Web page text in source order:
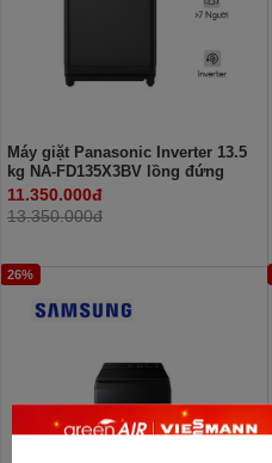
Máy giặt Panasonic Inverter 13.5
kg NA-FD135X3BV lồng đứng
11.350.000đ
13.350.000đ
26%